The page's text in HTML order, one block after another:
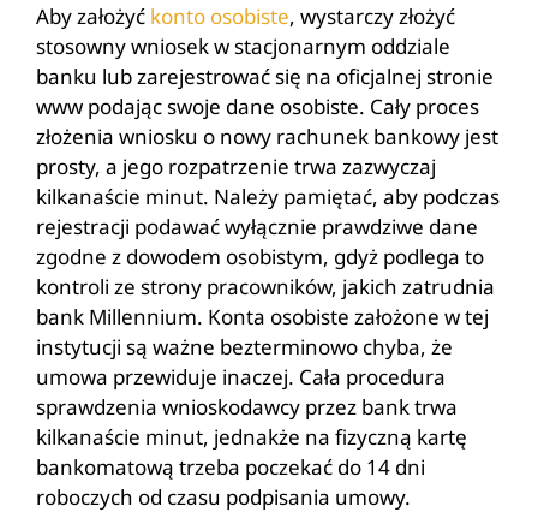
Aby założyć konto osobiste, wystarczy złożyć
stosowny wniosek w stacjonarnym oddziale
banku lub zarejestrować się na oficjalnej stronie
www podając swoje dane osobiste. Cały proces
złożenia wniosku o nowy rachunek bankowy jest
prosty, a jego rozpatrzenie trwa zazwyczaj
kilkanaście minut. Należy pamiętać, aby podczas
rejestracji podawać wyłącznie prawdziwe dane
zgodne z dowodem osobistym, gdyż podlega to
kontroli ze strony pracowników, jakich zatrudnia
bank Millennium. Konta osobiste założone w tej
instytucji są ważne bezterminowo chyba, że
umowa przewiduje inaczej. Cała procedura
sprawdzenia wnioskodawcy przez bank trwa
kilkanaście minut, jednakże na fizyczną kartę
bankomatową trzeba poczekać do 14 dni
roboczych od czasu podpisania umowy.